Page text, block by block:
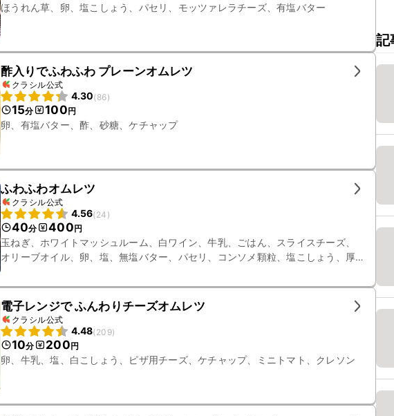
ほうれん草、卵、塩こしょう、パセリ、モッツァレラチーズ、有塩バター
酢入りでふわふわ プレーンオムレツ
クラシル公式
4.30(86)
15分 100円
卵、有塩バター、酢、砂糖、ケチャップ
ふわふわオムレツ
クラシル公式
4.56(24 )
40分 400円
玉ねぎ、ホワイトマッシュルーム、白ワイン、牛乳、ごはん、スライスチーズ、
オリーブオイル、卵、塩、無塩バター、パセリ、コンソメ顆粒、塩こしょう、厚
電子レンジで ふんわりチーズオムレツ
クラシル公式
4.48(209)
10分 200円
卵、牛乳、塩、白こしょう、ピザ用チーズ、ケチャップ、ミニトマト、クレソン
記